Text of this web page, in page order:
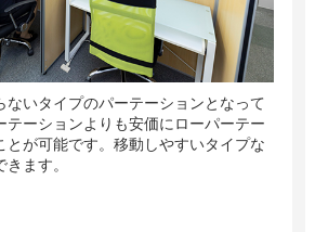
ないタイプのパーテーションとなって
テーションよりも安価にローパーテー
とが可能です。移動しやすいタイプな
ます。